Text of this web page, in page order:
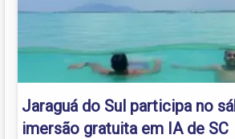
Jaraguá do Sul participa no
imersão gratuita em IA de SC